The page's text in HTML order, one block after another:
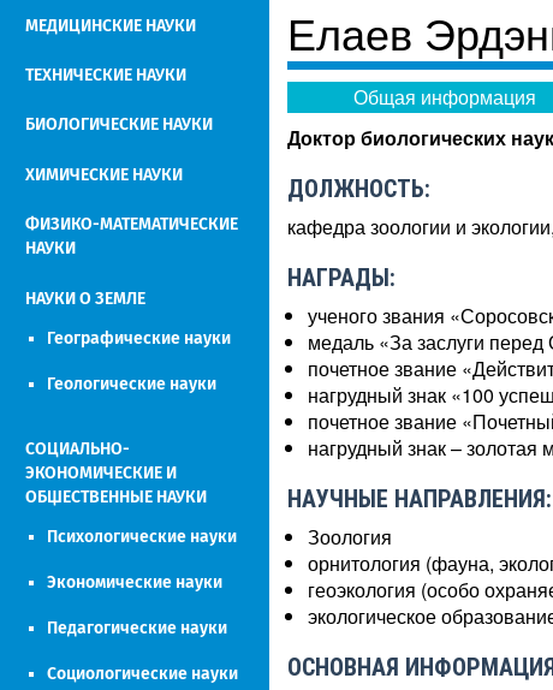
МЕДИЦИНСКИЕ НАУКИ
ТЕХНИЧЕСКИЕ НАУКИ
БИОЛОГИЧЕСКИЕ НАУКИ
ХИМИЧЕСКИЕ НАУКИ
ФИЗИКО-МАТЕМАТИЧЕСКИЕ
НАУКИ
НАУКИ О ЗЕМЛЕ
Географические науки
Геологические науки
СОЦИАЛЬНО-
ЭКОНОМИЧЕСКИЕ И
ОБЩЕСТВЕННЫЕ НАУКИ
Психологические науки
Экономические науки
Педагогические науки
Социологические науки
Елаев
Общая информация
Доктор биологических наук
ДОЛЖНОСТЬ:
кафедра зоологии и
НАГРАДЫ:
ученого звания
медаль «За заслуги
почетное звание
нагрудный знак «100
почетное звание
нагрудный знак –
НАУЧНЫЕ НАПРАВЛЕНИЯ:
Зоология
орнитология (фауна,
геоэкология (особо
экологическое
ОСНОВНАЯ